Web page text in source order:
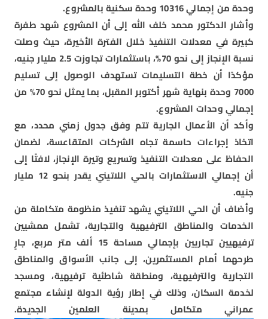
وحدة من إجمالي 10316 وحدة سكنية بالمشروع.
وأشار الدكتور محمد خلف الله إلى أن المشروع شهد طفرة
كبيرة في معدلات التنفيذ خلال الفترة الأخيرة، حيث وصلت
نسبة الإنجاز إلى نحو 70%، باستثمارات تجاوزت 2.5 مليار جنيه،
مؤكدًا أن خطة التسليمات تستهدف الوصول إلى تسليم
7000 وحدة بنهاية شهر أكتوبر المقبل، بما يمثل نحو 70% من
إجمالي وحدات المشروع.
وأكد أن الأعمال الجارية تتم وفق جدول زمني محدد، مع
اتخاذ إجراءات حاسمة تجاه الشركات المتقاعسة، لضمان
الحفاظ على معدلات التنفيذ وتسريع وتيرة الإنجاز، لافتًا إلى
أن إجمالي الاستثمارات بالحي اللاتيني يقدر بنحو 12 مليار
جنيه.
وأضاف أن الحي اللاتيني يشهد تنفيذ منظومة متكاملة من
الخدمات والمناطق الترفيهية والتجارية، تشمل ممشيين
ترفيهيين تجاريين بإجمالي مساحة 15 ألف متر مربع، جارٍ
طرحهما أمام المستثمرين، إلى جانب الأسواق والمناطق
التجارية والترفيهية، ومنطقة شاطئية ترفيهية، ومسجد
لخدمة السكان، وذلك في إطار رؤية الدولة لإنشاء مجتمع
عمراني متكامل بمدينة العلمين الجديدة.